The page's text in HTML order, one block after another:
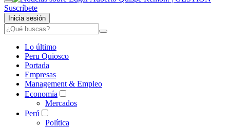
Suscríbete
Inicia sesión
Lo último
Peru Quiosco
Portada
Empresas
Management & Empleo
Economía
Mercados
Perú
Política